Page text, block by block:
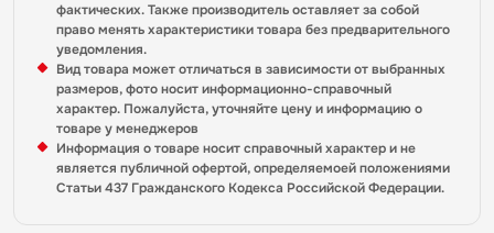
фактических. Также производитель оставляет за собой
право менять характеристики товара без предварительного
уведомления.
Вид товара может отличаться в зависимости от выбранных
размеров, фото носит информационно-справочный
характер. Пожалуйста, уточняйте цену и информацию о
товаре у менеджеров
Информация о товаре носит справочный характер и не
является публичной офертой, определяемоей положениями
Статьи 437 Гражданского Кодекса Российской Федерации.